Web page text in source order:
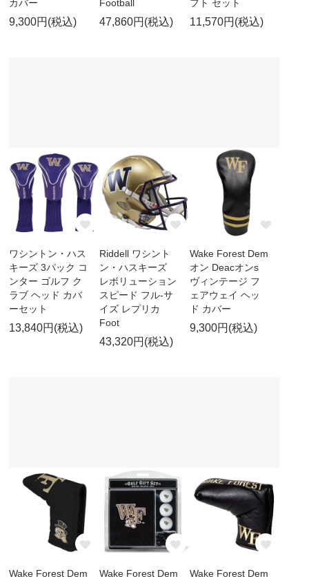
カバー
9,300円(税込)
Football
47,860円(税込)
フト セット
11,570円(税込)
ワシントン・ハス
キーズ 3パック コ
ンター ゴルフ ク
ラブ ヘッド カバ
ーセット
13,840円(税込)
Riddell ワシント
ン・ハスキーズ
レボリューション
スピード フル-サ
イズ レプリカ
Foot
43,320円(税込)
Wake Forest Dem
オン Deacオンs
ヴィンテージ フ
ェアウェイ ヘッ
ド カバー
9,300円(税込)
Wake Forest Dem
Wake Forest Dem
Wake Forest Dem